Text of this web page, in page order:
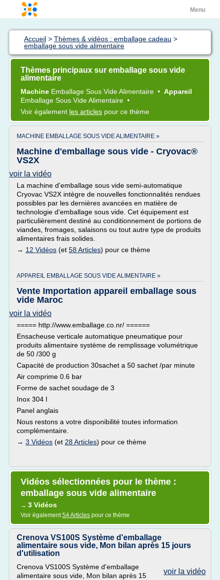
Menu
Accueil > Thèmes & vidéos : emballage cadeau >
emballage sous vide alimentaire
Thèmes principaux sur emballage sous vide
alimentaire
Machine Emballage Sous Vide Alimentaire • Appareil
Emballage Sous Vide Alimentaire •
Voir également les articles pour ce thème
MACHINE EMBALLAGE SOUS VIDE ALIMENTAIRE »
Machine d'emballage sous vide - Cryovac®
VS2X
voir la vidéo
La machine d'emballage sous vide semi-automatique
Cryovac VS2X intègre de nouvelles fonctionnalités rendues
possibles par les dernières avancées en matière de
technologie d'emballage sous vide. Cet équipement est
particulièrement destiné au conditionnement de portions de
viandes, fromages, salaisons ou tout autre type de produits
alimentaires frais solides.
→ 12 Vidéos (et 58 Articles) pour ce thème
APPAREIL EMBALLAGE SOUS VIDE ALIMENTAIRE »
Vente Importation appareil emballage sous
vide Maroc
voir la vidéo
===== http://www.emballage.co.nr/ ======
Ensacheuse verticale automatique pneumatique pour
produits alimentaire système de remplissage volumétrique
de 50 /300 g
Capacité de production 30sachet a 50 sachet /par minute
Air comprime 0.6 bar
Forme de sachet soudage de 3
Inox 304 l
Panel anglais
Nous restons a votre disponibilité toutes information
complémentaire.
→ 3 Vidéos (et 28 Articles) pour ce thème
Vidéos sélectionnées pour le thème :
emballage sous vide alimentaire
→ 3 Vidéos
Voir également54 Articles pour ce thème
Crenova VS100S Système d'emballage
alimentaire sous vide, Mon bilan après 15 jours
d'utilisation
voir la vidéo
Crenova VS100S Système d'emballage
alimentaire sous vide, Mon bilan après 15